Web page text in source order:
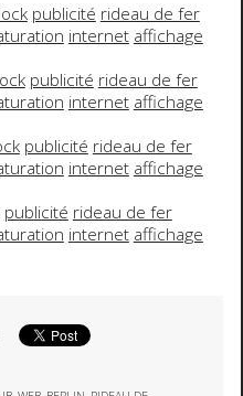
publicité rideau de fer
internet affichage
publicité rideau de fer
internet affichage
publicité rideau de fer
internet affichage
publicité rideau de fer
internet affichage